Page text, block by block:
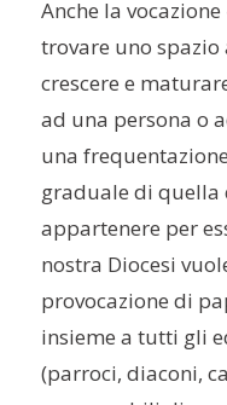
Anche la
trovare uno spazio
crescere e
ad una persona o
una
graduale di quella
appartenere per
nostra Diocesi
provocazione di
insieme a tutti gli
(parroci, diaconi,